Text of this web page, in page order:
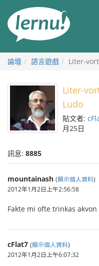
論壇 語言遊戲 Liter-
Liter-
Ludo
貼文者:
月25日
訊息: 8885
mountainash (顯示個人資料)
2012年1月2日上午2:56:58
Fakte mi ofte trinkas
cFlat7 (顯示個人資料)
2012年1月2日上午6:07:32